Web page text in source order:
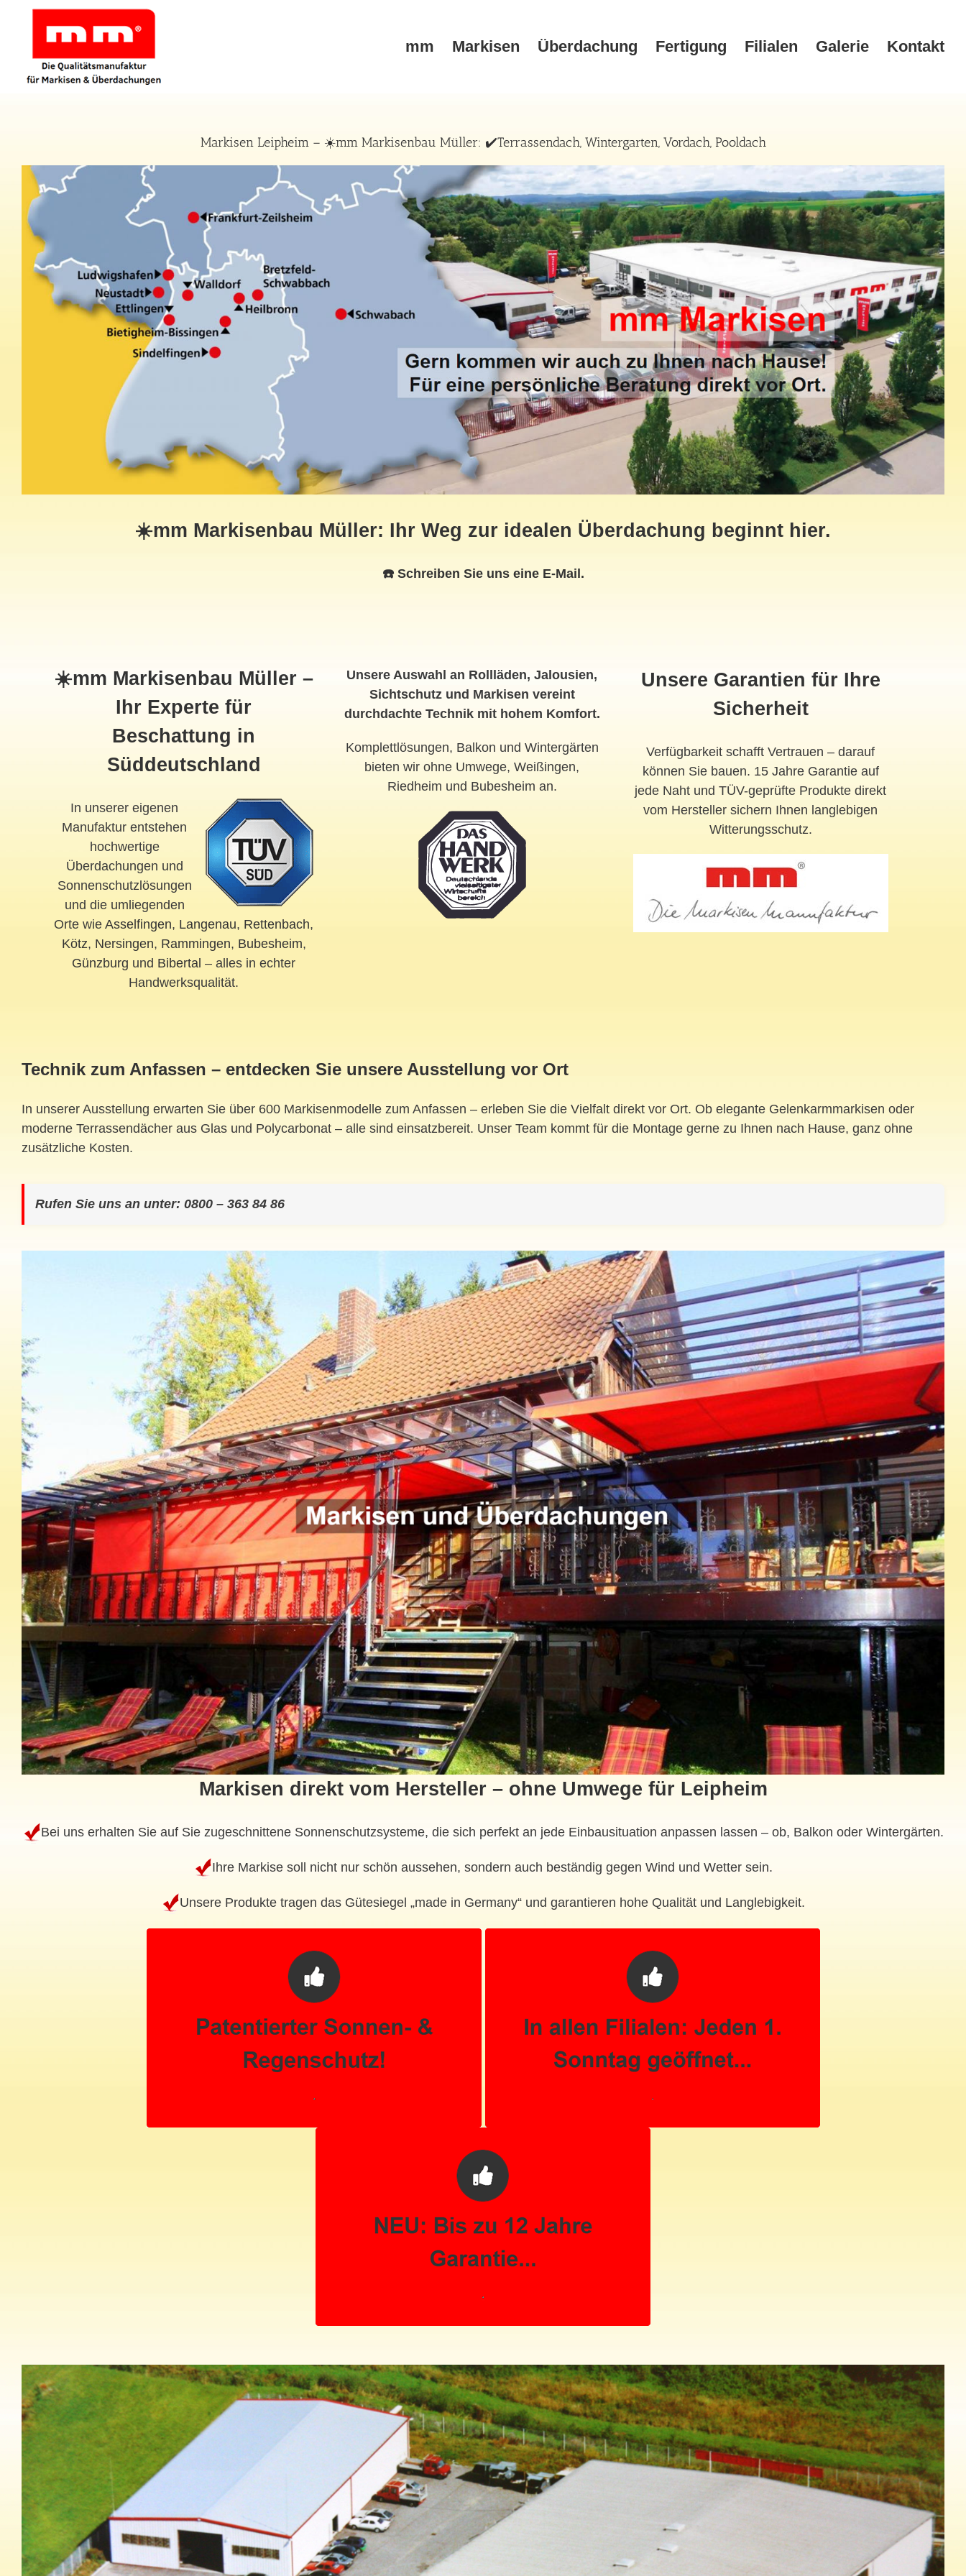
mm Markisen Überdachung Fertigung Filialen Galerie Kontakt
Markisen Leipheim – ☀️mm Markisenbau Müller: ✔️Terrassendach, Wintergarten, Vordach, Pooldach
☀️mm Markisenbau Müller: Ihr Weg zur idealen Überdachung beginnt hier.
☎️ Schreiben Sie uns eine E-Mail.
☀️mm Markisenbau Müller –
Ihr Experte für
Beschattung in
Süddeutschland
In unserer eigenen
Manufaktur entstehen
hochwertige
Überdachungen und
Sonnenschutzlösungen
und die umliegenden
Orte wieAsselfingen, Langenau, Rettenbach,
Kötz, Nersingen, Rammingen, Bubesheim,
Günzburg und Bibertal – alles in echter
Handwerksqualität.
Unsere Auswahl an Rollläden, Jalousien,
Sichtschutz und Markisen vereint
durchdachte Technik mit hohem Komfort.
Komplettlösungen, Balkon und Wintergärten
bieten wir ohne Umwege, Weißingen,
Riedheim und Bubesheim an.
Unsere Garantien für Ihre
Sicherheit
Verfügbarkeit schafft Vertrauen – darauf
können Sie bauen. 15 Jahre Garantie auf
jede Naht und TÜV-geprüfte Produkte direkt
vom Hersteller sichern Ihnen langlebigen
Witterungsschutz.
Technik zum Anfassen – entdecken Sie unsere Ausstellung vor Ort
In unserer Ausstellung erwarten Sie über 600 Markisenmodelle zum Anfassen – erleben Sie die Vielfalt direkt vor Ort. Ob elegante Gelenkarmmarkisen oder
moderne Terrassendächer aus Glas und Polycarbonat – alle sind einsatzbereit. Unser Team kommt für die Montage gerne zu Ihnen nach Hause, ganz ohne
zusätzliche Kosten.
Rufen Sie uns an unter: 0800 – 363 84 86
Markisen direkt vom Hersteller – ohne Umwege für Leipheim
Bei uns erhalten Sie auf Sie zugeschnittene Sonnenschutzsysteme, die sich perfekt an jede Einbausituation anpassen lassen – ob, Balkon oder Wintergärten.
Ihre Markise soll nicht nur schön aussehen, sondern auch beständig gegen Wind und Wetter sein.
Unsere Produkte tragen das Gütesiegel „made in Germany“ und garantieren hohe Qualität und Langlebigkeit.